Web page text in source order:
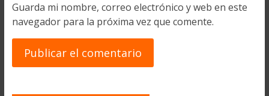
Guarda mi nombre, correo electrónico y web en este
navegador para la próxima vez que comente.